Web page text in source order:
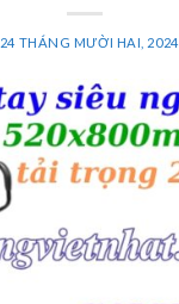
24 THÁNG MƯỜI HAI, 2024